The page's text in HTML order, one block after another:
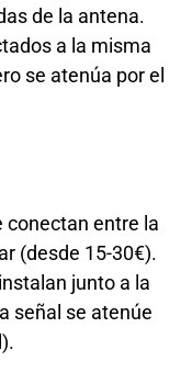
de la antena.
a la misma
se atenúa por el
conectan entre la
(desde 15-30€).
junto a la
señal se atenúe